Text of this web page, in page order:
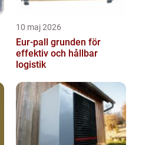
10 maj 2026
Eur-pall grunden för
effektiv och hållbar
logistik